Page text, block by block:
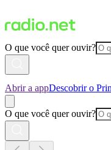
O que você quer ouvir?
Abrir a appDescobrir o
O que você quer ouvir?